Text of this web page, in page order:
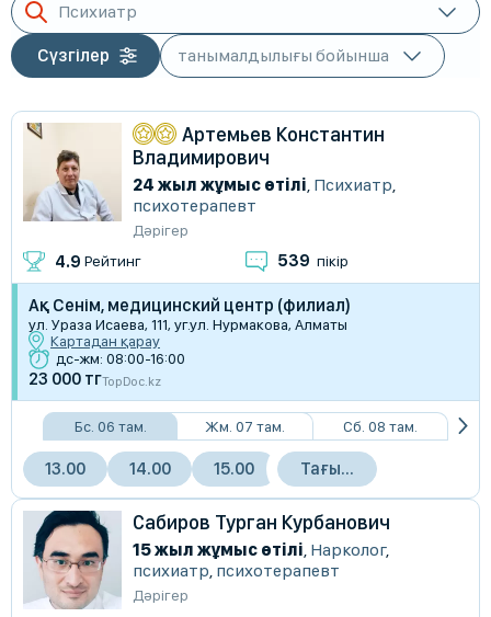
Психиатр
Сүзгілер
Артемьев Константин
Владимирович
24 жыл жұмыс өтілі, Психиатр,
психотерапевт
Дәрігер
4.9 Рейтинг 539 пікір
Ақ Сенім, медицинский центр (филиал)
ул. Ураза Исаева, 111, уг.ул. Нурмакова, Алматы
Картадан қарау
дс-жм: 08:00-16:00
23 000 тгTopDoc.kz
Бс. 06 там. Жм. 07 там. Сб. 08 там.
13.00 14.00 15.00 Тағы…
Сабиров Турган Курбанович
15 жыл жұмыс өтілі, Нарколог,
психиатр, психотерапевт
Дәрігер